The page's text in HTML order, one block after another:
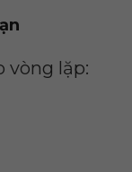
vòng lặp: